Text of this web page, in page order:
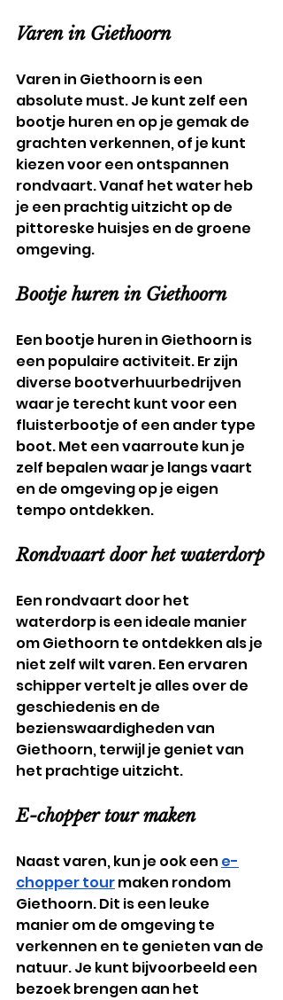
Varen in Giethoorn
Varen in Giethoorn is een
absolute must. Je kunt zelf een
bootje huren en op je gemak de
grachten verkennen, of je kunt
kiezen voor een ontspannen
rondvaart. Vanaf het water heb
je een prachtig uitzicht op de
pittoreske huisjes en de groene
omgeving.
Bootje huren in Giethoorn
Een bootje huren in Giethoorn is
een populaire activiteit. Er zijn
diverse bootverhuurbedrijven
waar je terecht kunt voor een
fluisterbootje of een ander type
boot. Met een vaarroute kun je
zelf bepalen waar je langs vaart
en de omgeving op je eigen
tempo ontdekken.
Rondvaart door het waterdorp
Een rondvaart door het
waterdorp is een ideale manier
om Giethoorn te ontdekken als je
niet zelf wilt varen. Een ervaren
schipper vertelt je alles over de
geschiedenis en de
bezienswaardigheden van
Giethoorn, terwijl je geniet van
het prachtige uitzicht.
E-chopper tour maken
Naast varen, kun je ook een e-
chopper tour maken rondom
Giethoorn. Dit is een leuke
manier om de omgeving te
verkennen en te genieten van de
natuur. Je kunt bijvoorbeeld een
bezoek brengen aan het